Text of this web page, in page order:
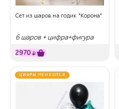
Сет из шаров на годик "Корона"
6 шаров + цифра+фигура
2970 ₽
ЦИФРЫ МЕНЯЮТСЯ